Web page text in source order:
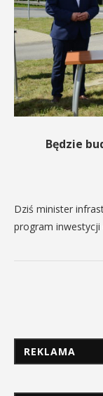
Będzie
Dziś minister
program inwestycji
REKLAMA